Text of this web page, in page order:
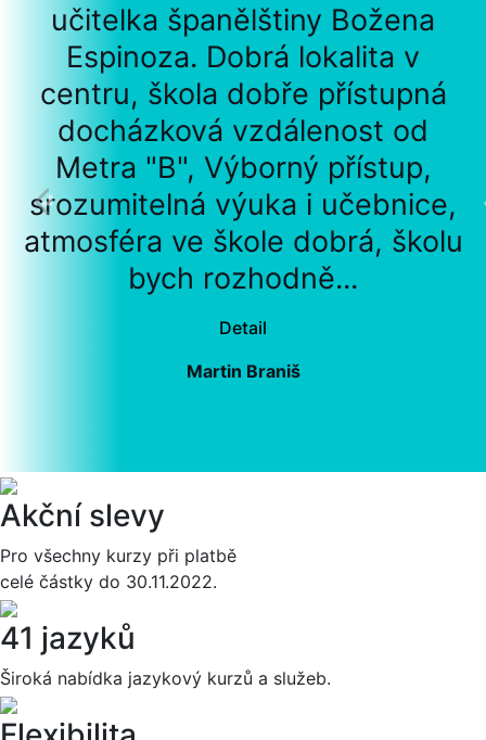
učitelka španělštiny Božena
Espinoza. Dobrá lokalita v
centru, škola dobře přístupná
docházková vzdálenost od
Metra "B", Výborný přístup,
srozumitelná výuka i učebnice,
atmosféra ve škole dobrá, školu
bych rozhodně...
Detail
Martin Braniš
Akční slevy
Pro všechny kurzy při platbě
celé částky do 30.11.2022.
41 jazyků
Široká nabídka jazykový kurzů a služeb.